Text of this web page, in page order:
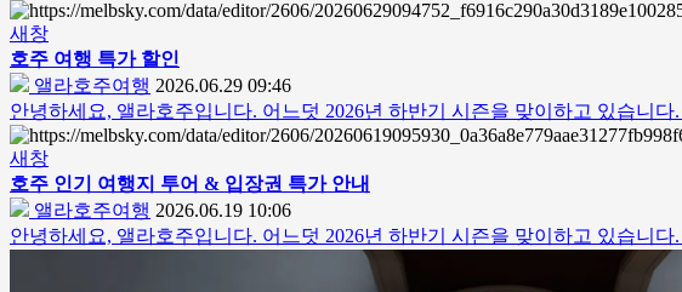
새창
호주 여행 특가 할인
앨라호주여행 2026.06.29 09:46
안녕하세요, 앨라호주입니다. 어느덧 2026년 하반기 시즌을 맞이하고 있습니
새창
호주 인기 여행지 투어 & 입장권 특가 안내
앨라호주여행 2026.06.19 10:06
안녕하세요, 앨라호주입니다. 어느덧 2026년 하반기 시즌을 맞이하고 있습니